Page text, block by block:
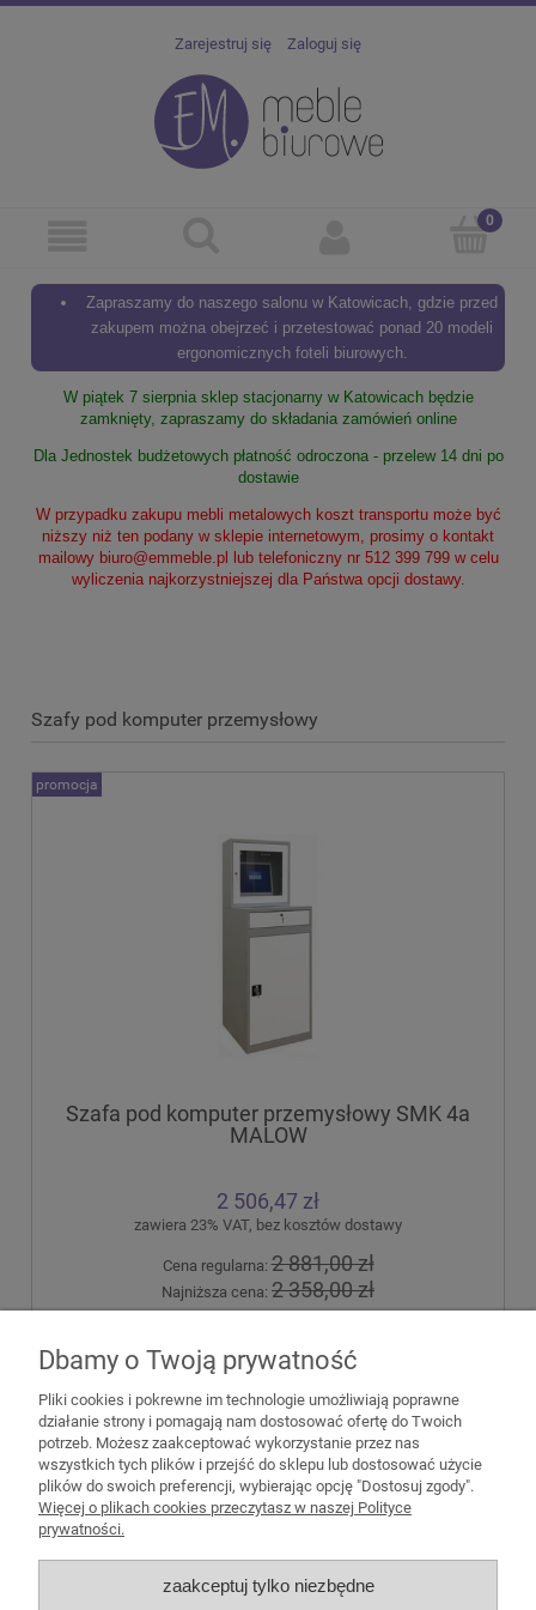
Zarejestruj się Zaloguj się
Zapraszamy do naszego salonu w Katowicach, gdzie przed
zakupem można obejrzeć i przetestować ponad 20 modeli
ergonomicznych foteli biurowych.
W piątek 7 sierpnia sklep stacjonarny w Katowicach będzie
zamknięty, zapraszamy do składania zamówień online
Dla Jednostek budżetowych płatność odroczona - przelew 14 dni po
dostawie
W przypadku zakupu mebli metalowych koszt transportu może być
niższy niż ten podany w sklepie internetowym, prosimy o kontakt
mailowy biuro@emmeble.pl
lub telefoniczny nr 512 399 799 w celu
wyliczenia najkorzystniejszej dla Państwa opcji dostawy.
Szafy pod komputer przemysłowy
Szafa pod komputer przemysłowy SMK 4a
MALOW
2 506,47 zł
zawiera 23% VAT, bez kosztów dostawy
Cena regularna:2 881,00 zł
Najniższa cena: 2 358,00 zł
promocja
Pomoc
Moje konto
Dbamy o Twoją prywatność
Pliki cookies i pokrewne im technologie umożliwiają poprawne
działanie strony i pomagają nam dostosować ofertę do Twoich
potrzeb. Możesz zaakceptować wykorzystanie przez nas
wszystkich tych plików i przejść do sklepu lub dostosować użycie
plików do swoich preferencji, wybierając opcję "Dostosuj zgody".
Więcej o plikach cookies przeczytasz w naszej Polityce
prywatności.
zaakceptuj tylko niezbędne